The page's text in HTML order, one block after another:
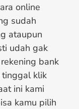
online
sudah
ataupun
udah gak
bank
tinggal klik
ini kami
kamu pilih